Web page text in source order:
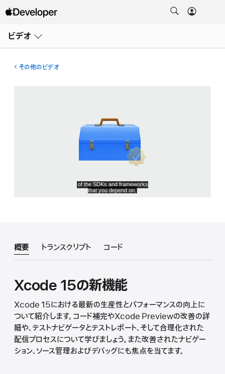
ビデオ
ー
その他のビデオ
概要 トランスクリプト コード
Xcode 15の新機能
Xcode 15における最新の生産性とパフォーマンスの向上に
ついて紹介します。コード補完やXcode Previewの改善の詳
細や、テストナビゲータとテストレポート、そして合理化された
配信プロセスについて学びましょう。また改善されたナビゲー
ション、ソース管理およびデバッグにも焦点を当てます。